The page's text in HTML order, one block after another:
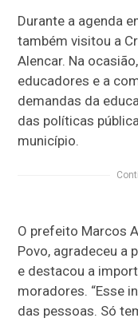
Durante a agenda
também visitou a
Alencar. Na
educadores e a
demandas da
das políticas
município.
O prefeito Marcos
Povo, agradeceu a
e destacou a
moradores. “Esse
das pessoas. Só